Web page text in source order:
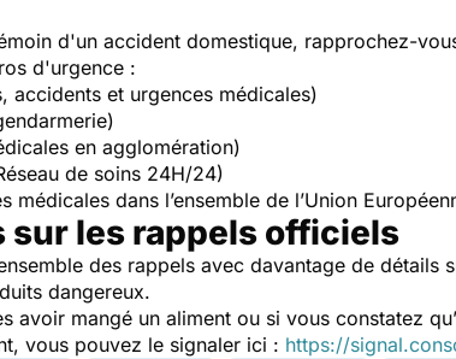
d'un accident domestique, rapprochez-
d'urgence :
accidents et urgences médicales)
en agglomération)
de soins 24H/24)
médicales dans l’ensemble de l’Union
sur les rappels officiels
des rappels avec davantage de détails
dangereux.
avoir mangé un aliment ou si vous constatez
vous pouvez le signaler ici : https://